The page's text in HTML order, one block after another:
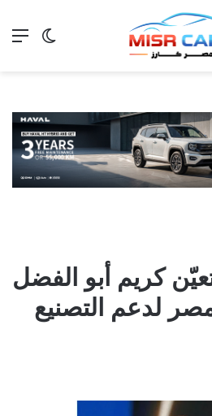
الوضع
كريم أبو الفضل
لدعم التصنيع